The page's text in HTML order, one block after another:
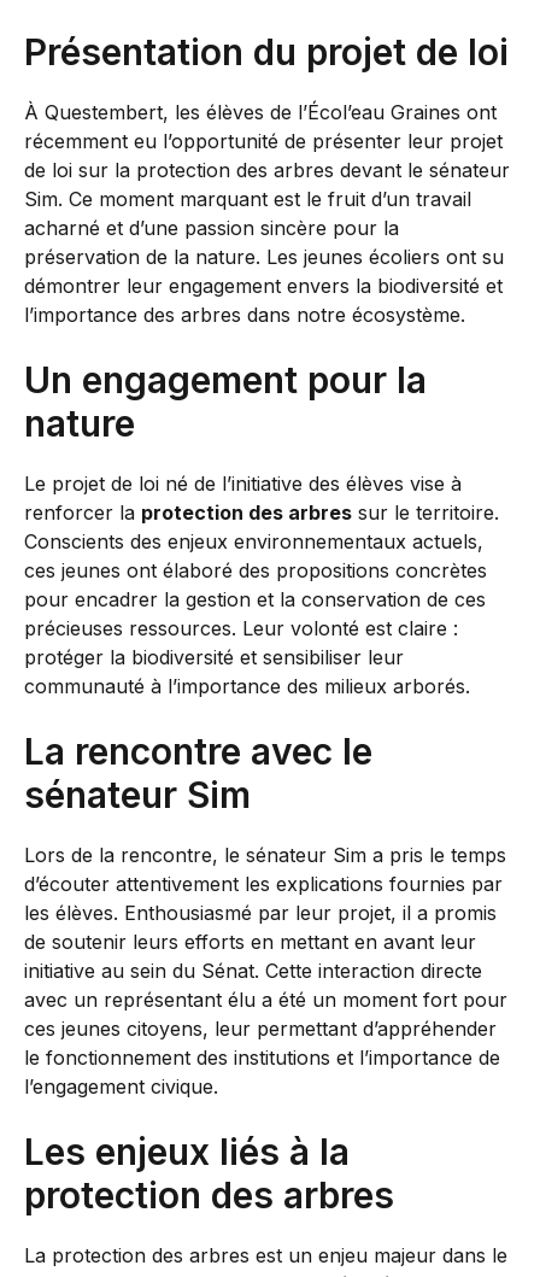
Présentation du projet de loi
À Questembert, les élèves de l’Écol’eau Graines ont
récemment eu l’opportunité de présenter leur projet
de loi sur la protection des arbres devant le sénateur
Sim. Ce moment marquant est le fruit d’un travail
acharné et d’une passion sincère pour la
préservation de la nature. Les jeunes écoliers ont su
démontrer leur engagement envers la biodiversité et
l’importance des arbres dans notre écosystème.
Un engagement pour la
nature
Le projet de loi né de l’initiative des élèves vise à
renforcer la protection des arbres sur le territoire.
Conscients des enjeux environnementaux actuels,
ces jeunes ont élaboré des propositions concrètes
pour encadrer la gestion et la conservation de ces
précieuses ressources. Leur volonté est claire :
protéger la biodiversité et sensibiliser leur
communauté à l’importance des milieux arborés.
La rencontre avec le
sénateur Sim
Lors de la rencontre, le sénateur Sim a pris le temps
d’écouter attentivement les explications fournies par
les élèves. Enthousiasmé par leur projet, il a promis
de soutenir leurs efforts en mettant en avant leur
initiative au sein du Sénat. Cette interaction directe
avec un représentant élu a été un moment fort pour
ces jeunes citoyens, leur permettant d’appréhender
le fonctionnement des institutions et l’importance de
l’engagement civique.
Les enjeux liés à la
protection des arbres
La protection des arbres est un enjeu majeur dans le